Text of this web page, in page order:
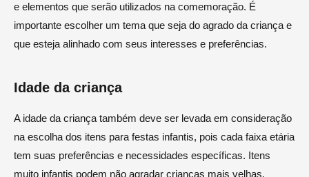
e elementos que serão utilizados na comemoração. É
importante escolher um tema que seja do agrado da criança e
que esteja alinhado com seus interesses e preferências.
Idade da criança
A idade da criança também deve ser levada em consideração
na escolha dos itens para festas infantis, pois cada faixa etária
tem suas preferências e necessidades específicas. Itens
muito infantis podem não agradar crianças mais velhas,